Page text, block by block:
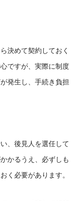
決めて契約しておく
ですが、実際に制度
発生し、手続き負担
、後見人を選任して
かるうえ、必ずしも
く必要があります。